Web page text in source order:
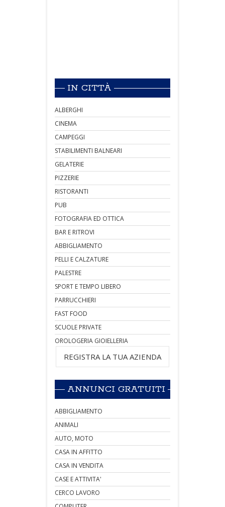
IN CITTÀ
ALBERGHI
CINEMA
CAMPEGGI
STABILIMENTI BALNEARI
GELATERIE
PIZZERIE
RISTORANTI
PUB
FOTOGRAFIA ED OTTICA
BAR E RITROVI
ABBIGLIAMENTO
PELLI E CALZATURE
PALESTRE
SPORT E TEMPO LIBERO
PARRUCCHIERI
FAST FOOD
SCUOLE PRIVATE
OROLOGERIA GIOIELLERIA
REGISTRA LA TUA AZIENDA
ANNUNCI GRATUITI
ABBIGLIAMENTO
ANIMALI
AUTO, MOTO
CASA IN AFFITTO
CASA IN VENDITA
CASE E ATTIVITA'
CERCO LAVORO